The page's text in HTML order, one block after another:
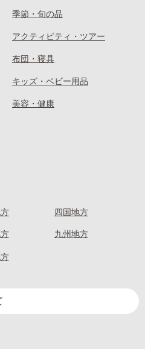
季節・旬の品
アクティビティ・ツアー
布団・寝具
キッズ・ベビー用品
美容・健康
四国地方
九州地方